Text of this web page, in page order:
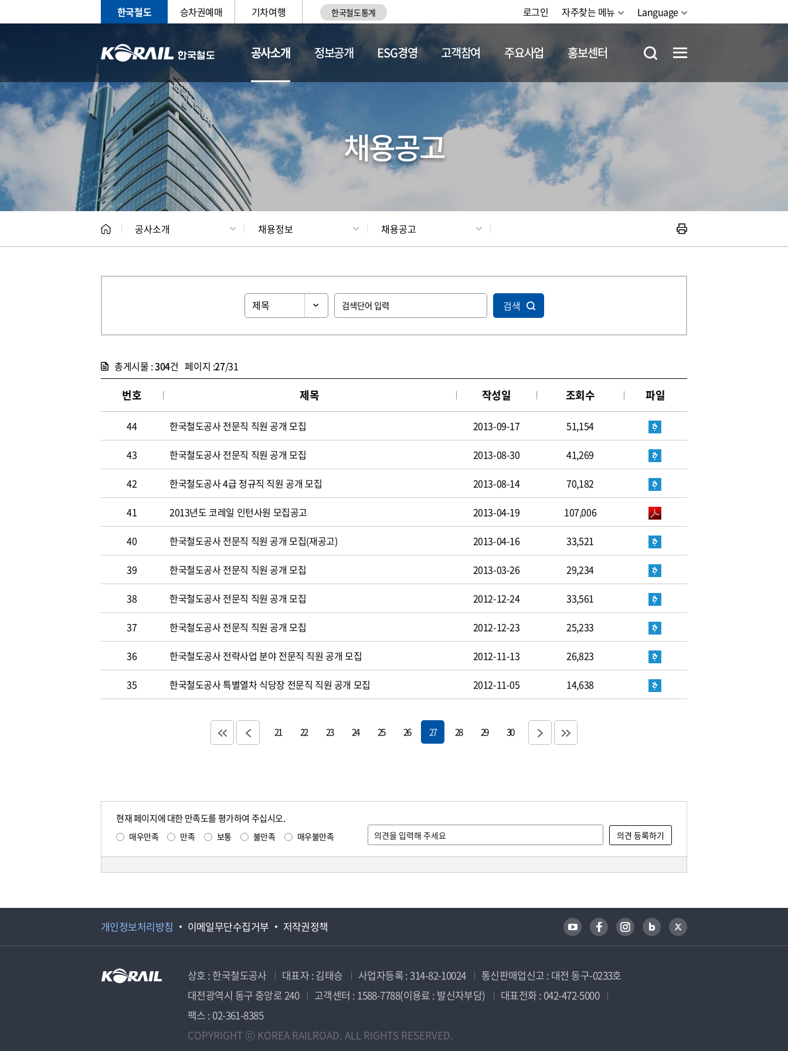
한국철도 승차권예매 기차여행 한국철도통계 로그인 자주찾는 메뉴 Language
공사소개
CEO 일반현황 채용정보
정보공개 ESG경영 고객참여 주요사업 홍보센터
채용공고
공사소개 채용정보 채용공고
검색
총게시물 :304건 페이지 :27/31
번호 제목 작성일 조회수 파일
44 한국철도공사 전문직 직원 공개 모집 2013-09-17 51,154
43 한국철도공사 전문직 직원 공개 모집 2013-08-30 41,269
42 한국철도공사 4급 정규직 직원 공개 모집 2013-08-14 70,182
41 2013년도 코레일 인턴사원 모집공고 2013-04-19 107,006
40 한국철도공사 전문직 직원 공개 모집(재공고) 2013-04-16 33,521
39 한국철도공사 전문직 직원 공개 모집 2013-03-26 29,234
38 한국철도공사 전문직 직원 공개 모집 2012-12-24 33,561
37 한국철도공사 전문직 직원 공개 모집 2012-12-23 25,233
36 한국철도공사 전략사업 분야 전문직 직원 공개 모집 2012-11-13 26,823
35 한국철도공사 특별열차 식당장 전문직 직원 공개 모집 2012-11-05 14,638
21 22 23 24 25 26 27 28 29 30
현재 페이지에 대한 만족도를 평가하여 주십시오.
매우만족 만족 보통 불만족 매우불만족
개인정보처리방침 이메일무단수집거부 저작권정책
상호 : 한국철도공사 대표자 : 김태승 사업자등록 : 314-82-10024
통신판매업신고 : 대전 동구-0233호
대전광역시 동구 중앙로 240
고객센터 : 1588-7788(이용료 : 발신자부담)
대표전화 : 042-472-5000
팩스 : 02-361-8385
COPYRIGHT ⓒ KOREA RAILROAD. ALL RIGHTS RESERVED.